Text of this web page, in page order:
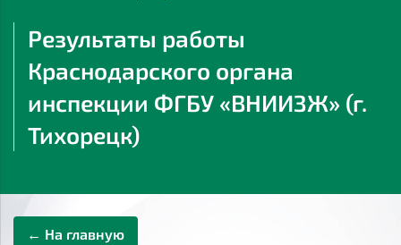
Результаты работы
Краснодарского органа
инспекции ФГБУ «ВНИИЗЖ» (г.
Тихорецк)
← На главную